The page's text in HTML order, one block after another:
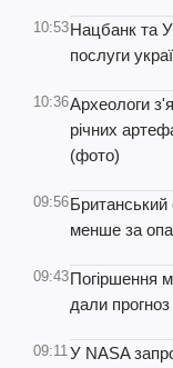
10:53Нацбанк та
послуги
10:36Археологи
річних
(фото)
09:56Британський
менше за
09:43Погіршення
дали прогноз
09:11У NASA